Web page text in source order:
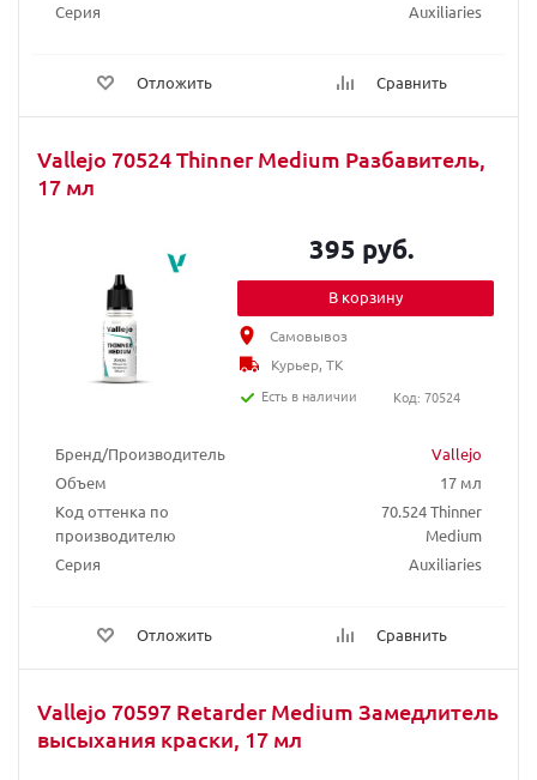
Серия
Auxiliaries
Отложить Сравнить
Vallejo 70524 Thinner Medium Разбавитель,
17 мл
Бренд/Производитель
Vallejo
Объем
17 мл
Код оттенка по
производителю
70.524 Thinner
Medium
Серия
Auxiliaries
Отложить Сравнить
395 руб.
В корзину
Самовывоз
Курьер, ТК
Есть в наличии
Код: 70524
Vallejo 70597 Retarder Medium Замедлитель
высыхания краски, 17 мл